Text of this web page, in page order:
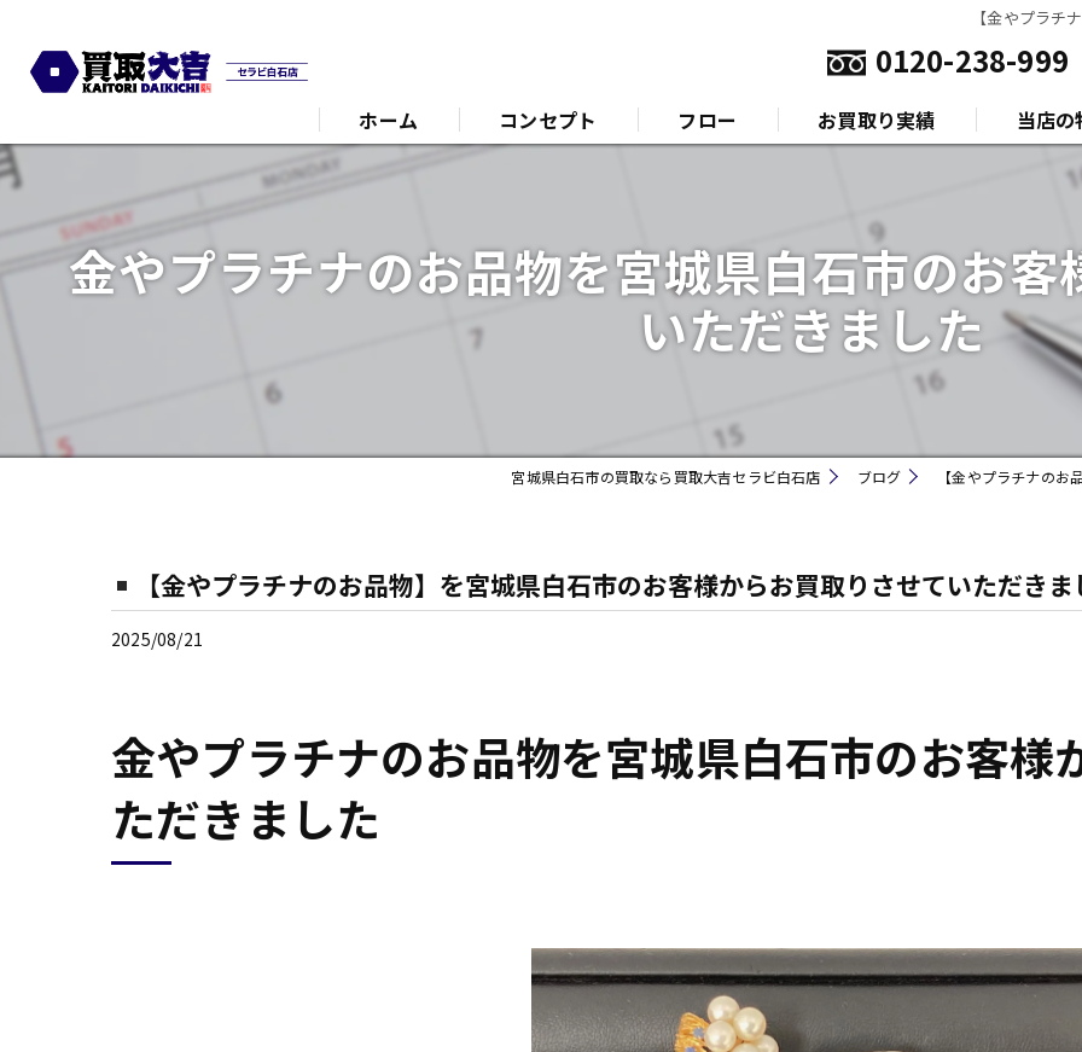
【金やプラチ
0120-238-999
ホーム コンセプト フロー お買取り実績 当店の
プラチナ
ダイヤモ
ブランド
時計
金やプラチナのお品物を宮城県白石市のお客
いただきました
宮城県白石市の買取なら買取大吉セラビ白石店 ブログ 【金やプラチナの
【金やプラチナのお品物】を宮城県白石市のお客様からお買取りさせていただきま
2025/08/21
金やプラチナのお品物を宮城県白石市のお客様
ただきました